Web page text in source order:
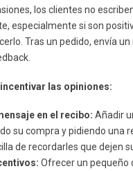
los clientes no
especialmente si son
Tras un pedido, envía un
las opiniones:
en el recibo: Añadir
su compra y pidiendo una
de recordarles que dejen
Ofrecer un pequeño